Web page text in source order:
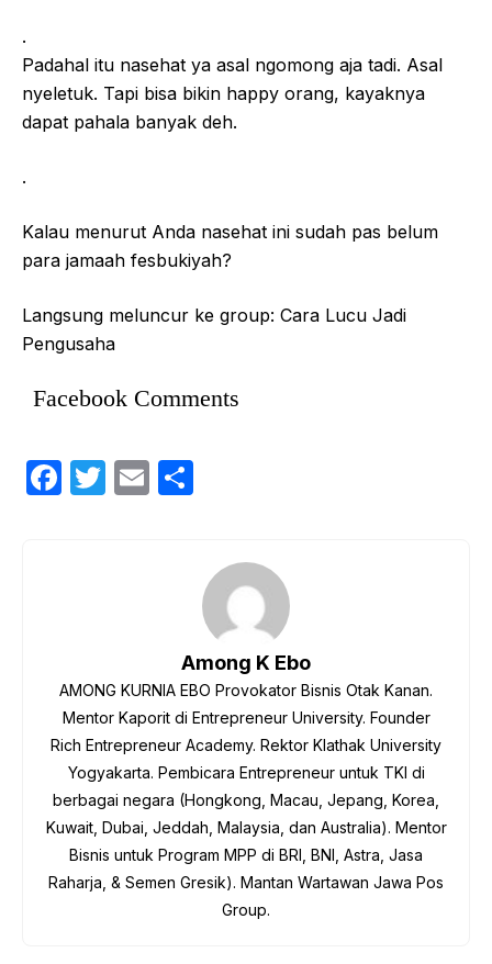
.
Padahal itu nasehat ya asal ngomong aja tadi. Asal
nyeletuk. Tapi bisa bikin happy orang, kayaknya
dapat pahala banyak deh.
.
Kalau menurut Anda nasehat ini sudah pas belum
para jamaah fesbukiyah?
Langsung meluncur ke group: Cara Lucu Jadi
Pengusaha
Facebook Comments
F
o
k
T
E
e
Among K Ebo
AMONG KURNIA EBO Provokator Bisnis Otak Kanan.
Mentor Kaporit di Entrepreneur University. Founder
Rich Entrepreneur Academy. Rektor Klathak University
Yogyakarta. Pembicara Entrepreneur untuk TKI di
berbagai negara (Hongkong, Macau, Jepang, Korea,
Kuwait, Dubai, Jeddah, Malaysia, dan Australia). Mentor
Bisnis untuk Program MPP di BRI, BNI, Astra, Jasa
Raharja, & Semen Gresik). Mantan Wartawan Jawa Pos
Group.